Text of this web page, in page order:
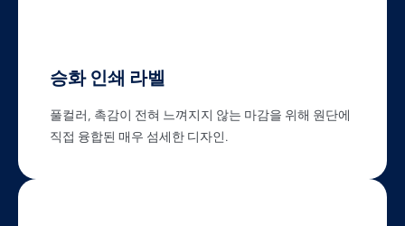
승화 인쇄 라벨
풀컬러, 촉감이 전혀 느껴지지 않는 마감을 위해 원단에
직접 융합된 매우 섬세한 디자인.